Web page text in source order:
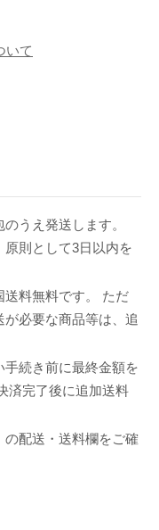
いて
うえ発送します。
則として3日以内を
送料無料です。 ただ
必要な商品等は、追
続き前に最終金額を
済完了後に追加送料
配送・送料欄をご確